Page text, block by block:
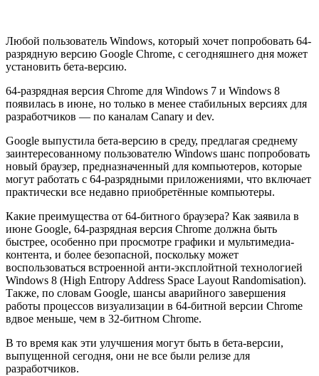
Любой пользователь Windows, который хочет попробовать 64-
разрядную версию Google Chrome, с сегодняшнего дня может
установить бета-версию.
64-разрядная версия Chrome для Windows 7 и Windows 8
появилась в июне, но только в менее стабильных версиях для
разработчиков — по каналам Canary и dev.
Google выпустила бета-версию в среду, предлагая среднему
заинтересованному пользователю Windows шанс попробовать
новый браузер, предназначенный для компьютеров, которые
могут работать с 64-разрядными приложениями, что включает
практически все недавно приобретённые компьютеры.
Какие преимущества от 64-битного браузера? Как заявила в
июне Google, 64-разрядная версия Chrome должна быть
быстрее, особенно при просмотре графики и мультимедиа-
контента, и более безопасной, поскольку может
воспользоваться встроенной анти-эксплойтной технологией
Windows 8 (High Entropy Address Space Layout Randomisation).
Также, по словам Google, шансы аварийного завершения
работы процессов визуализации в 64-битной версии Chrome
вдвое меньше, чем в 32-битном Chrome.
В то время как эти улучшения могут быть в бета-версии,
выпущенной сегодня, они не все были релизе для
разработчиков.